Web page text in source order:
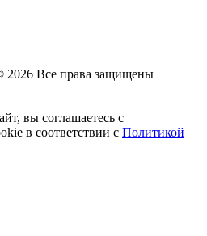
2026 Все права защищены
вы соглашаетесь с
в соответствии с Политикой